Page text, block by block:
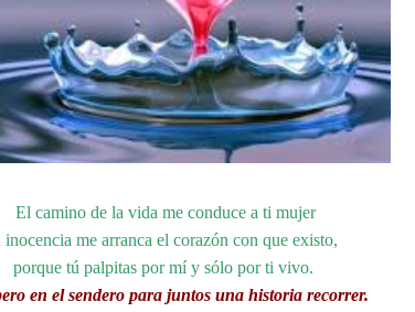
El camino de la vida me conduce a ti mujer
inocencia me arranca el corazón con que existo,
porque tú palpitas por mí y sólo por ti vivo.
en el sendero para juntos una historia recorrer.